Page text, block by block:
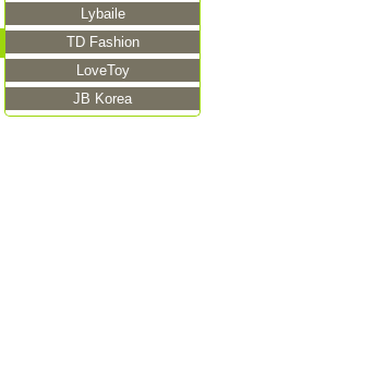
Lybaile
TD Fashion
LoveToy
JB Korea